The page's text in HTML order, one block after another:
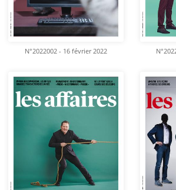
N°2022002 - 16 février 2022